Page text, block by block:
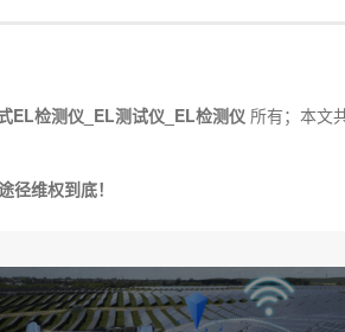
EL检测仪_EL测试仪_EL检测仪 所有；本文
维权到底！